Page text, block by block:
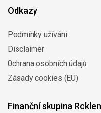
Odkazy
Podmínky užívání
Disclaimer
0chrana osobních údajů
Zásady cookies (EU)
Finanční skupina Roklen